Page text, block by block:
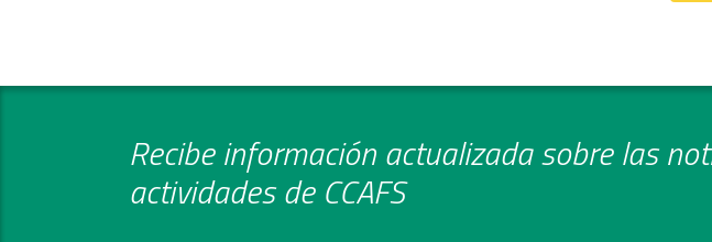
Recibe información actualizada sobre las
actividades de CCAFS